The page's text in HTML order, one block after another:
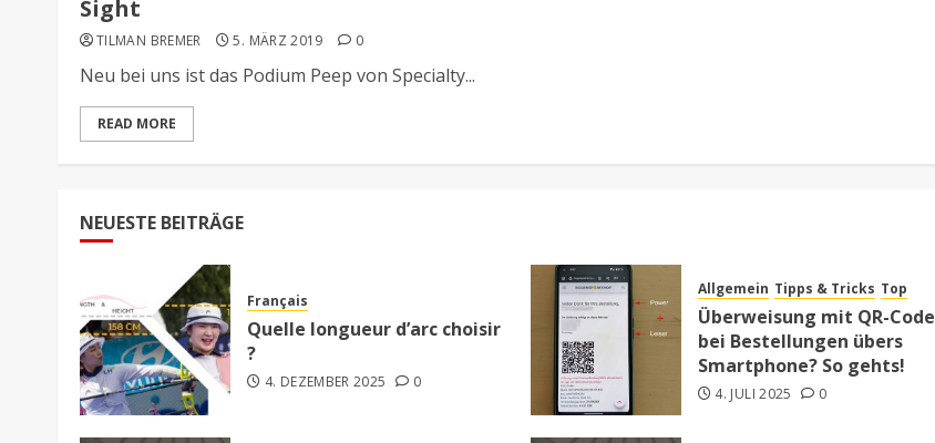
Sight
TILMAN BREMER 5. MÄRZ 2019 0
Neu bei uns ist das Podium Peep von Specialty...
READ MORE
NEUESTE BEITRÄGE
Français
Quelle longueur d’arc choisir
?
4. DEZEMBER 2025 0
Allgemein Tipps & Tricks Top
Überweisung mit QR-Code
bei Bestellungen übers
Smartphone? So gehts!
4. JULI 2025 0